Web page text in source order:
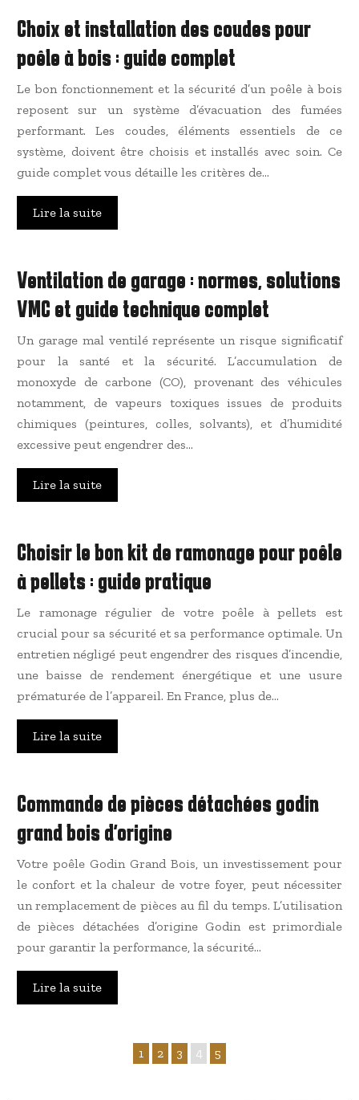
Choix et installation des coudes pour
poêle à bois : guide complet
Le bon fonctionnement et la sécurité d’un poêle à bois
reposent sur un système d’évacuation des fumées
performant. Les coudes, éléments essentiels de ce
système, doivent être choisis et installés avec soin. Ce
guide complet vous détaille les critères de…
Lire la suite
Ventilation de garage : normes, solutions
VMC et guide technique complet
Un garage mal ventilé représente un risque significatif
pour la santé et la sécurité. L’accumulation de
monoxyde de carbone (CO), provenant des véhicules
notamment, de vapeurs toxiques issues de produits
chimiques (peintures, colles, solvants), et d’humidité
excessive peut engendrer des…
Lire la suite
Choisir le bon kit de ramonage pour poêle
à pellets : guide pratique
Le ramonage régulier de votre poêle à pellets est
crucial pour sa sécurité et sa performance optimale. Un
entretien négligé peut engendrer des risques d’incendie,
une baisse de rendement énergétique et une usure
prématurée de l’appareil. En France, plus de…
Lire la suite
Commande de pièces détachées godin
grand bois d’origine
Votre poêle Godin Grand Bois, un investissement pour
le confort et la chaleur de votre foyer, peut nécessiter
un remplacement de pièces au fil du temps. L’utilisation
de pièces détachées d’origine Godin est primordiale
pour garantir la performance, la sécurité…
Lire la suite
1 2 3 4 5